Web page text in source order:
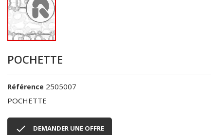
POCHETTE
Référence 2505007
POCHETTE
 DEMANDER UNE OFFRE